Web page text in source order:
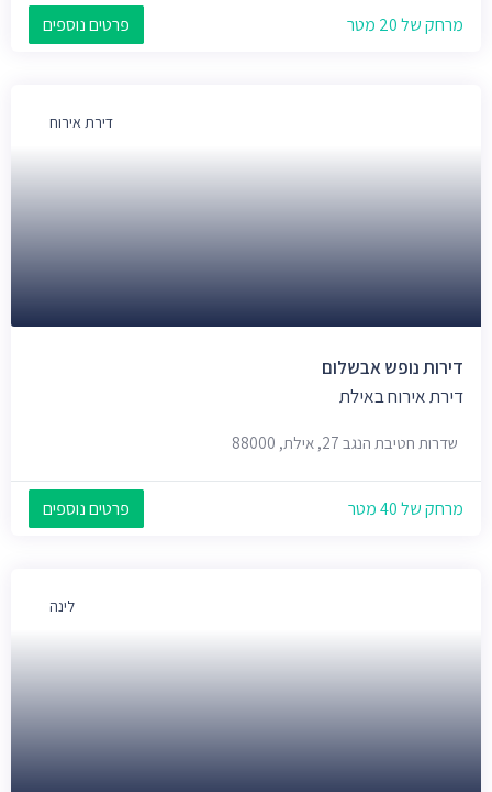
מרחק של 20 מטר פרטים נוספים
דירת אירוח
דירות נופש אבשלום
דירת אירוח באילת
שדרות חטיבת הנגב 27, אילת, 88000
מרחק של 40 מטר פרטים נוספים
לינה